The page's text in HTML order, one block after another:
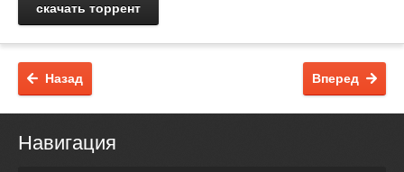
скачать торрент
Назад Вперед
Навигация